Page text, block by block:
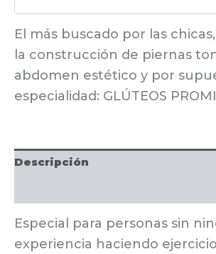
El más buscado por las
la construcción de piernas
abdomen estético y por
especialidad: GLÚTEOS
Descripción
Especial para personas sin
experiencia haciendo